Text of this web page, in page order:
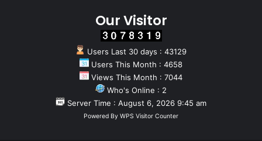
Our Visitor
Users Last 30 days : 43129
Users This Month : 4658
Views This Month : 7044
Who's Online : 2
Server Time : August 6, 2026 9:45 am
Powered By WPS Visitor Counter